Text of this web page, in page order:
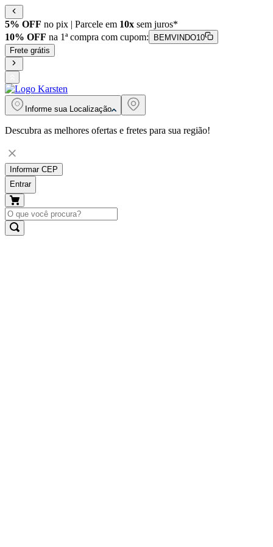
5% OFF no pix | Parcele em 10x sem juros*
10% OFF na 1ª compra com cupom:
BEMVINDO10
Frete grátis
Informe sua Localização
Descubra as melhores ofertas e fretes para sua região!
Informar CEP
Entrar